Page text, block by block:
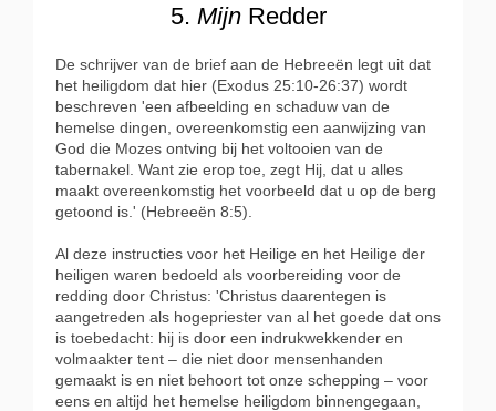
5. MijnRedder
De schrijver van de brief aan de Hebreeën legt uit dat
het heiligdom dat hier (Exodus 25:10-26:37) wordt
beschreven 'een afbeelding en schaduw van de
hemelse dingen, overeenkomstig een aanwijzing van
God die Mozes ontving bij het voltooien van de
tabernakel. Want zie erop toe, zegt Hij, dat u alles
maakt overeenkomstig het voorbeeld dat u op de berg
getoond is.' (Hebreeën 8:5).
Al deze instructies voor het Heilige en het Heilige der
heiligen waren bedoeld als voorbereiding voor de
redding door Christus: 'Christus daarentegen is
aangetreden als hogepriester van al het goede dat ons
is toebedacht: hij is door een indrukwekkender en
volmaakter tent – die niet door mensenhanden
gemaakt is en niet behoort tot onze schepping – voor
eens en altijd het hemelse heiligdom binnengegaan,